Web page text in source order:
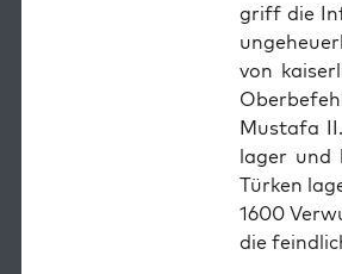
griff die
von
Mustafa
lager und
Türken
1600
die